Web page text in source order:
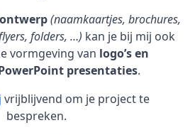
(naamkaartjes, brochures,
folders, …) kan je bij mij ook
vormgeving van logo’s en
presentaties.
vrijblijvend om je project te
bespreken.